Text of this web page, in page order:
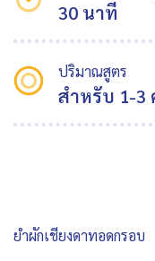
30 นาที
ปริมาณสูตร
สำหรับ 1-3
ยำผักเชียงดาทอดกรอบ